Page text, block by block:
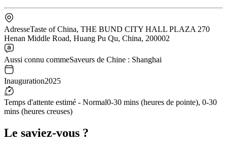
AdresseTaste of China, THE BUND CITY HALL PLAZA 270
Henan Middle Road, Huang Pu Qu, China, 200002
Aussi connu commeSaveurs de Chine : Shanghai
Inauguration2025
Temps d'attente estimé - Normal0-30 mins (heures de pointe), 0-30
mins (heures creuses)
Le saviez-vous ?